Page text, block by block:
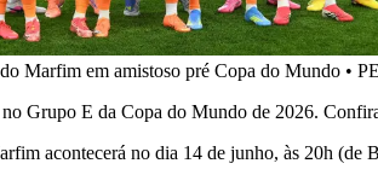
Marfim em amistoso pré Copa do Mundo •
Grupo E da Copa do Mundo de 2026.
acontecerá no dia 14 de junho, às 20h